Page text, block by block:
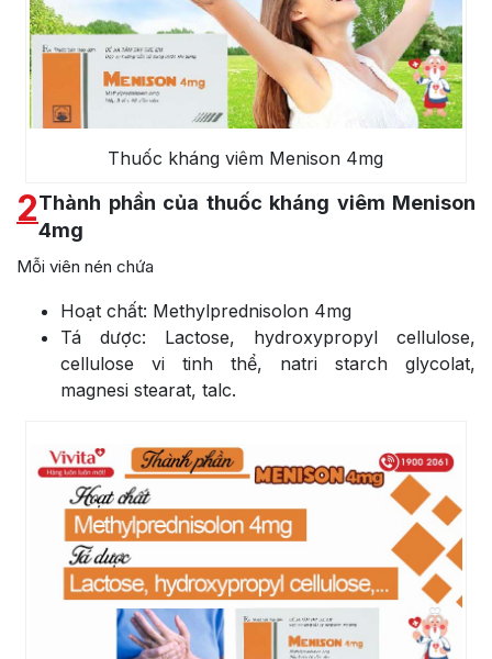
Thuốc kháng viêm Menison 4mg
2Thành phần của thuốc kháng viêm Menison
4mg
Mỗi viên nén chứa
Hoạt chất: Methylprednisolon 4mg
Tá dược: Lactose, hydroxypropyl cellulose,
cellulose vi tinh thể, natri starch glycolat,
magnesi stearat, talc.